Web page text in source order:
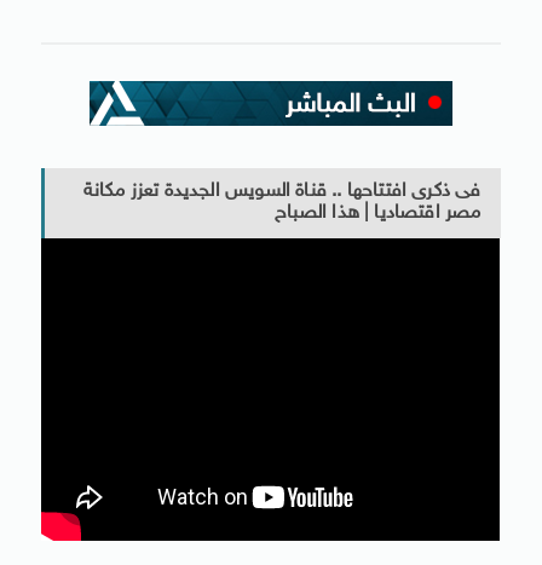
فى ذكرى افتتاحها .. قناة السويس الجديدة تعزز مكانة
مصر اقتصاديا | هذا الصباح